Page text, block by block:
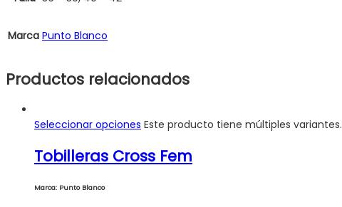
Marca Punto Blanco
Productos relacionados
Seleccionar opciones Este producto tiene múltiples
Tobilleras Cross Fem
Marca: Punto Blanco